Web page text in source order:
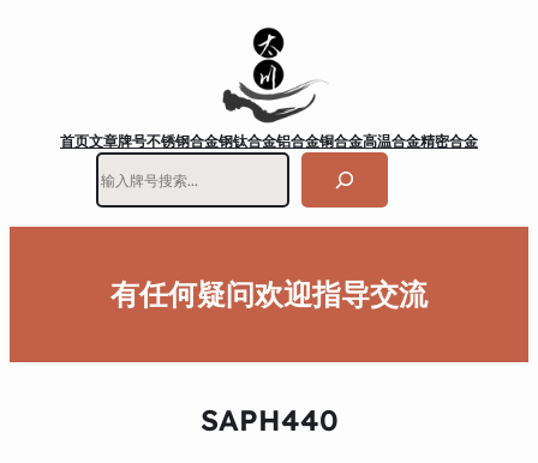
首页文章牌号不锈钢合金钢钛合金铝合金铜合金高温合金精密合金
有任何疑问欢迎指导交流
SAPH440